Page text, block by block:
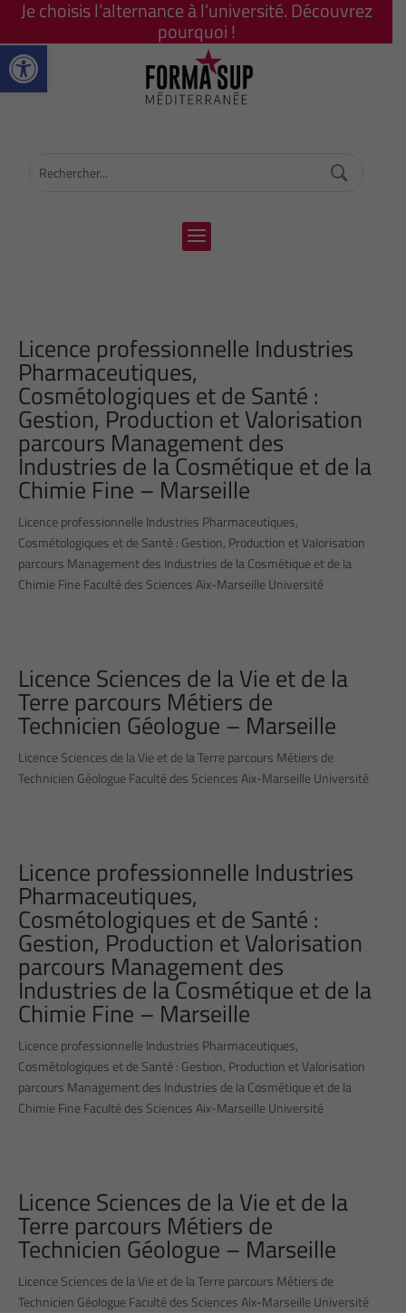
Ouvrir la barre d’outils
Je choisis l’alternance à l’université. Découvrez
pourquoi !
Licence professionnelle Industries
Pharmaceutiques,
Cosmétologiques et de Santé :
Gestion, Production et Valorisation
parcours Management des
Industries de la Cosmétique et de la
Chimie Fine – Marseille
Licence professionnelle Industries Pharmaceutiques,
Cosmétologiques et de Santé : Gestion, Production et Valorisation
parcours Management des Industries de la Cosmétique et de la
Chimie Fine Faculté des Sciences Aix-Marseille Université
Licence Sciences de la Vie et de la
Terre parcours Métiers de
Technicien Géologue – Marseille
Licence Sciences de la Vie et de la Terre parcours Métiers de
Technicien Géologue Faculté des Sciences Aix-Marseille Université
Licence professionnelle Industries
Pharmaceutiques,
Cosmétologiques et de Santé :
Gestion, Production et Valorisation
parcours Management des
Industries de la Cosmétique et de la
Chimie Fine – Marseille
Licence professionnelle Industries Pharmaceutiques,
Cosmétologiques et de Santé : Gestion, Production et Valorisation
parcours Management des Industries de la Cosmétique et de la
Chimie Fine Faculté des Sciences Aix-Marseille Université
Licence Sciences de la Vie et de la
Terre parcours Métiers de
Technicien Géologue – Marseille
Licence Sciences de la Vie et de la Terre parcours Métiers de
Technicien Géologue Faculté des Sciences Aix-Marseille Université